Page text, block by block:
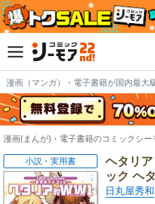
漫画（マンガ）・電子書籍が国内最大
漫画(まんが)・電子書籍のコミックシー
ヘタリ
ック ヘ
日丸屋秀和
小説・実用書